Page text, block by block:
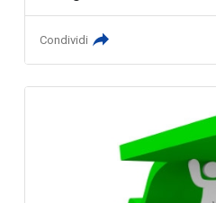
Condividi